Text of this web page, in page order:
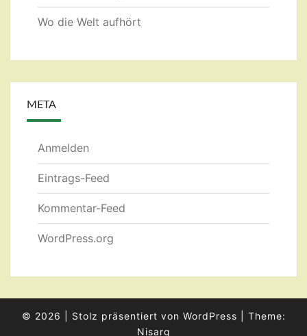
Wo die Welt aufhört
META
Anmelden
Eintrags-Feed
Kommentar-Feed
WordPress.org
© 2026 Stolz präsentiert von WordPress
Theme:
Nisarg